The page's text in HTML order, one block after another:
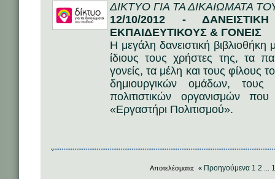
ΔΙΚΤΥΟ ΓΙΑ ΤΑ ΔΙΚΑΙΩΜΑΤΑ
12/10/2012 -
ΕΚΠΑΙΔΕΥΤΙΚΟΥΣ & ΓΟΝΕΙΣ
Η μεγάλη δανειστική βιβλιοθήκη
ίδιους τους χρήστες της, τα
γονείς, τα μέλη και τους φίλους
δημιουργικών ομάδων, τους
πολιτιστικών οργανισμών
«Εργαστήρι Πολιτισμού».
Αποτελέσματα: « Προηγούμενα 1 2